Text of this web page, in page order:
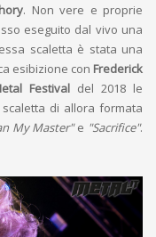
. Non vere e proprie
eseguito dal vivo una
scaletta è stata una
esibizione con Frederick
Festivaldel 2018 le
di allora formata
My Master"e "Sacrifice".